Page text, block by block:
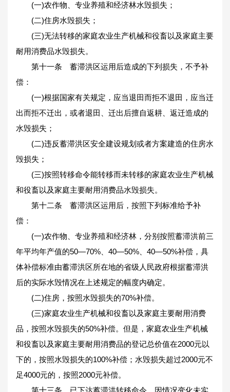
(一)农作物、专业养殖和经济林水毁损失；
(二)住房水毁损失；
(三)无法转移的家庭农业生产机械和役畜以及家庭主要
耐用消费品水毁损失。
第十一条 蓄滞洪区运用后造成的下列损失，不予补
偿：
(一)根据国家有关规定，应当退田而拒不退田，应当迁
出而拒不迁出，或者退田、迁出后擅自返耕、返迁造成的
水毁损失；
(二)违反蓄滞洪区安全建设规划或者方案建造的住房水
毁损失；
(三)按照转移命令能转移而未转移的家庭农业生产机械
和役畜以及家庭主要耐用消费品水毁损失。
第十二条 蓄滞洪区运用后，按照下列标准给予补
偿：
(一)农作物、专业养殖和经济林，分别按照蓄滞洪前三
年平均年产值的50—70%、40—50%、40—50%补偿，具
体补偿标准由蓄滞洪区所在地的省级人民政府根据蓄滞洪
后的实际水毁情况在上述规定的幅度内确定。
(二)住房，按照水毁损失的70%补偿。
(三)家庭农业生产机械和役畜以及家庭主要耐用消费
品，按照水毁损失的50%补偿。但是，家庭农业生产机械
和役畜以及家庭主要耐用消费品的登记总价值在2000元以
下的，按照水毁损失的100%补偿；水毁损失超过2000元不
足4000元的，按照2000元补偿。